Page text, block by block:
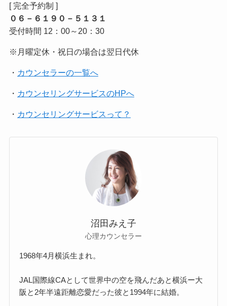
[ 完全予約制 ]
０６－６１９０－５１３１
受付時間 12：00～20：30
※月曜定休・祝日の場合は翌日代休
・ カウンセラーの一覧へ
・ カウンセリングサービスのHPへ
・ カウンセリングサービスって？
沼田みえ子
心理カウンセラー
1968年4月横浜生まれ。
JAL国際線CAとして世界中の空を飛んだあと横浜ー大
阪と2年半遠距離恋愛だった彼と1994年に結婚。